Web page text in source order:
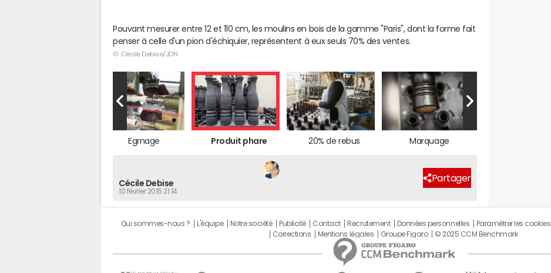
Pouvant mesurer entre 12 et 110 cm, les moulins en bois de la gamme "Paris", dont la forme fait
penser à celle d'un pion d'échiquier, représentent à eux seuls 70% des ventes.
© Cécile Debise/JDN
Egrnage Produit phare 20% de rebus Marquage
Cécile Debise
10 février 2015 21:14
Partager
Qui sommes-nous ? L'équipe Notre société Publicité Contact Recrutement Données personnelles Paramétrer les cookies
Corrections
Mentions légales Groupe Figaro © 2025 CCM Benchmark